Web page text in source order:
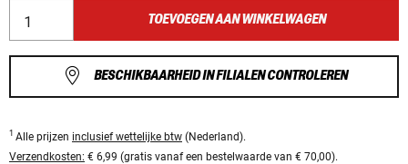
TOEVOEGEN AAN WINKELWAGEN
BESCHIKBAARHEID IN FILIALEN CONTROLEREN
1 Alle prijzen inclusief wettelijke btw (Nederland).
Verzendkosten: € 6,99 (gratis vanaf een bestelwaarde van € 70,00).